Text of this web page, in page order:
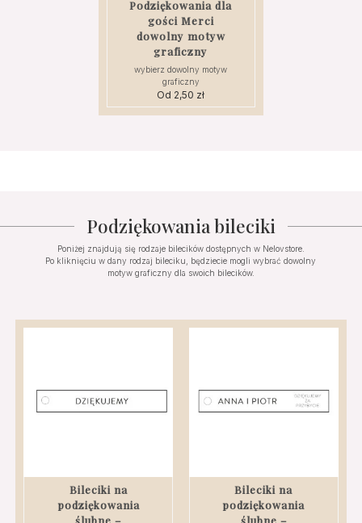
Podziękowania dla
gości Merci
dowolny motyw
graficzny
wybierz dowolny motyw
graficzny
Od 2,50 zł
Podziękowania bileciki
Poniżej znajdują się rodzaje bilecików dostępnych w Nelovstore.
Po kliknięciu w dany rodzaj bileciku, będziecie mogli wybrać dowolny
motyw graficzny dla swoich bilecików.
Bileciki na
podziękowania
Bileciki na
podziękowania